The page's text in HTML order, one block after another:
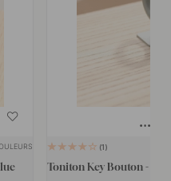
1
Toniton Key Bouton -